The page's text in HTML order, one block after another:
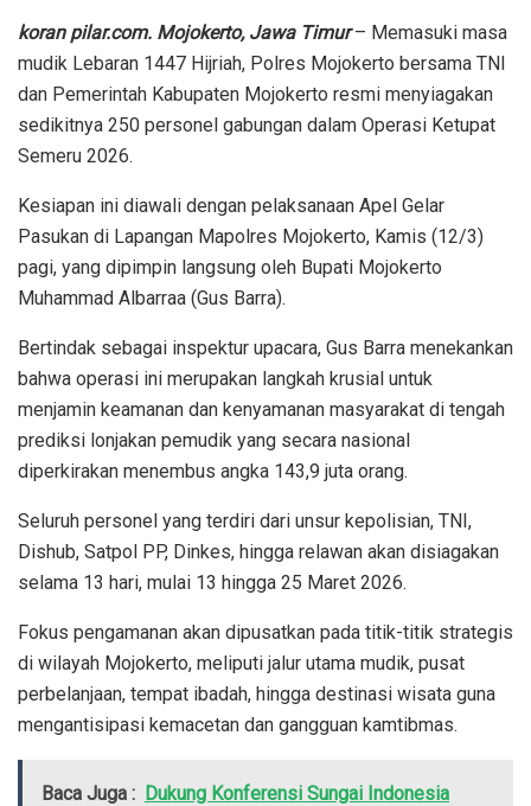
koran pilar.com. Mojokerto, Jawa Timur– Memasuki masa
mudik Lebaran 1447 Hijriah, Polres Mojokerto bersama TNI
dan Pemerintah Kabupaten Mojokerto resmi menyiagakan
sedikitnya 250 personel gabungan dalam Operasi Ketupat
Semeru 2026.
Kesiapan ini diawali dengan pelaksanaan Apel Gelar
Pasukan di Lapangan Mapolres Mojokerto, Kamis (12/3)
pagi, yang dipimpin langsung oleh Bupati Mojokerto
Muhammad Albarraa (Gus Barra).
Bertindak sebagai inspektur upacara, Gus Barra menekankan
bahwa operasi ini merupakan langkah krusial untuk
menjamin keamanan dan kenyamanan masyarakat di tengah
prediksi lonjakan pemudik yang secara nasional
diperkirakan menembus angka 143,9 juta orang.
Seluruh personel yang terdiri dari unsur kepolisian, TNI,
Dishub, Satpol PP, Dinkes, hingga relawan akan disiagakan
selama 13 hari, mulai 13 hingga 25 Maret 2026.
Fokus pengamanan akan dipusatkan pada titik-titik strategis
di wilayah Mojokerto, meliputi jalur utama mudik, pusat
perbelanjaan, tempat ibadah, hingga destinasi wisata guna
mengantisipasi kemacetan dan gangguan kamtibmas.
Baca Juga : Dukung Konferensi Sungai Indonesia